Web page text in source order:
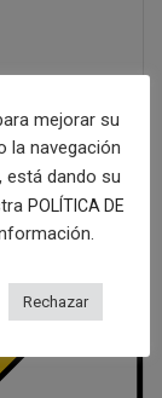
mejorar su
la navegación
está dando su
POLÍTICA DE
Rechazar